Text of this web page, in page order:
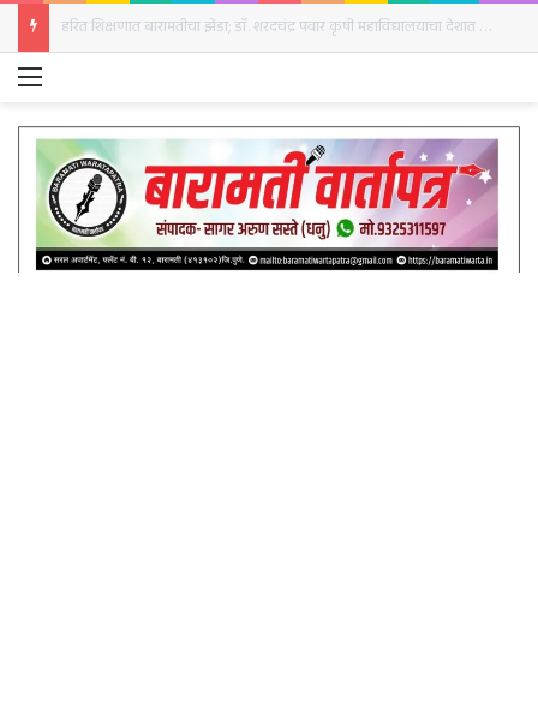
बारामतीत रविवारी क्रांती दिनानिमित्त हुतात्मा स्तंभाला अभिवादन
Menu